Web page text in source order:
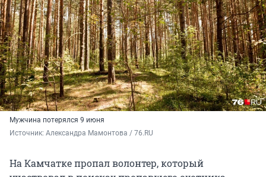
Мужчина потерялся 9 июня
Источник: Александра Мамонтова / 76.RU
На Камчатке пропал волонтер, который